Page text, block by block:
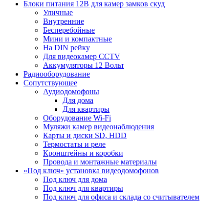
Блоки питания 12В для камер замков скуд
Уличные
Внутренние
Бесперебойные
Мини и компактные
На DIN рейку
Для видеокамер CCTV
Аккумуляторы 12 Вольт
Радиооборудование
Сопутствующее
Аудиодомофоны
Для дома
Для квартиры
Оборудование Wi-Fi
Муляжи камер видеонаблюдения
Карты и диски SD, HDD
Термостаты и реле
Кронштейны и коробки
Провода и монтажные материалы
«Под ключ» установка видеодомофонов
Под ключ для дома
Под ключ для квартиры
Под ключ для офиса и склада со считывателем